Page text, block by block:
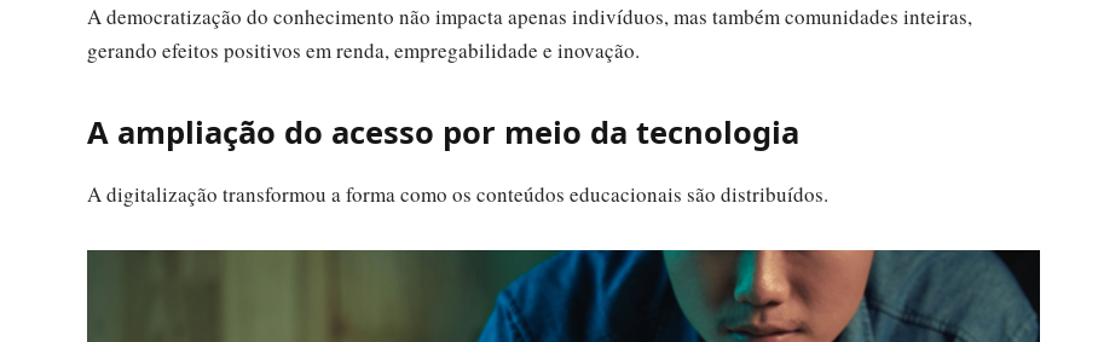
A democratização do conhecimento não impacta apenas indivíduos, mas também comunidades inteiras,
gerando efeitos positivos em renda, empregabilidade e inovação.
A ampliação do acesso por meio da tecnologia
A digitalização transformou a forma como os conteúdos educacionais são distribuídos.